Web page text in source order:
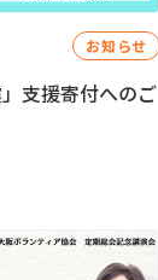
お知らせ
支援寄付へのご